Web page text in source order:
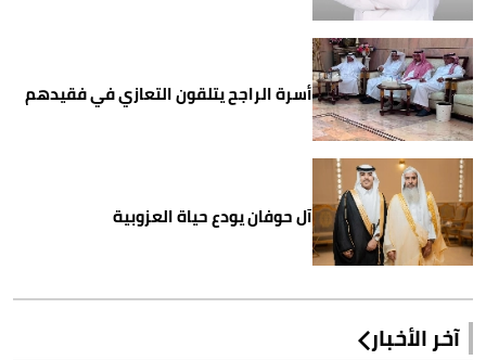
أسرة الراجح يتلقون التعازي في فقيدهم
آل حوفان يودع حياة العزوبية
آخر الأخبار